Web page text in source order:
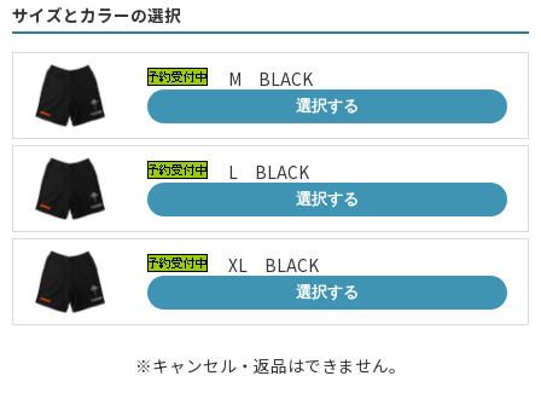
サイズとカラーの選択
M BLACK
選択する
L BLACK
選択する
XL BLACK
選択する
※キャンセル・返品はできません。